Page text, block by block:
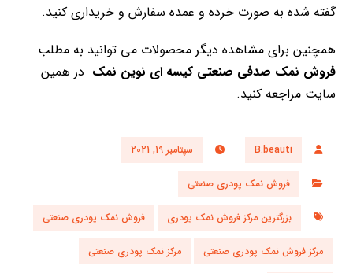
گفته شده به صورت خرده و عمده سفارش و خریداری کنید.
همچنین برای مشاهده دیگر محصولات می توانید به مطلب
فروش نمک صدفی صنعتی کیسه ای نوین نمک در همین
سایت مراجعه کنید.
B.beauti سپتامبر 19, 2021
فروش نمک پودری صنعتی
بزرگترین مرکز فروش نمک پودری فروش نمک پودری صنعتی
مرکز فروش نمک پودری صنعتی مرکز نمک پودری صنعتی